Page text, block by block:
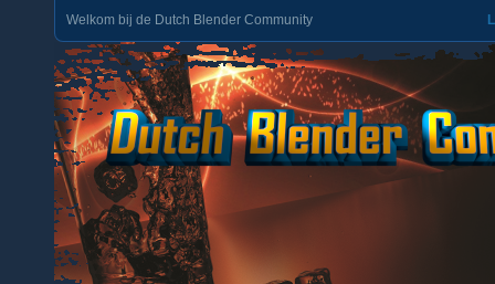
Welkom bij de Dutch Blender Community